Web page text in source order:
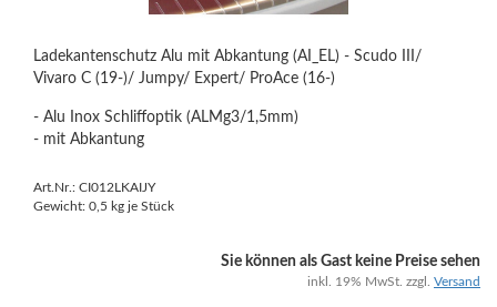
Ladekantenschutz Alu mit Abkantung (AI_EL) - Scudo III/
Vivaro C (19-)/ Jumpy/ Expert/ ProAce (16-)
- Alu Inox Schliffoptik (ALMg3/1,5mm)
- mit Abkantung
Art.Nr.: CI012LKAIJY
Gewicht: 0,5 kg je Stück
Sie können als Gast keine Preise sehen
inkl. 19% MwSt. zzgl. Versand